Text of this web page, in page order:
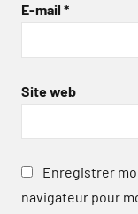
E-mail *
Site web
Enregistrer
navigateur pour